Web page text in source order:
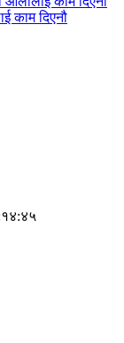
काम दिएनौ